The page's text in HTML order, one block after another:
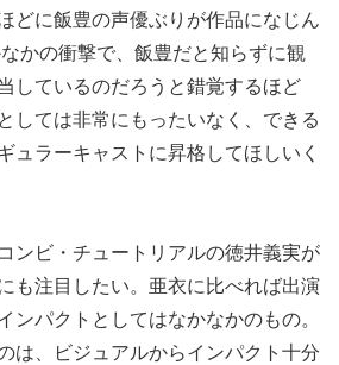
どに飯豊の声優ぶりが作品になじん
かの衝撃で、飯豊だと知らずに観
しているのだろうと錯覚するほど
しては非常にもったいなく、できる
ュラーキャストに昇格してほしいく
ンビ・チュートリアルの徳井義実が
も注目したい。亜衣に比べれば出演
ンパクトとしてはなかなかのもの。
は、ビジュアルからインパクト十分